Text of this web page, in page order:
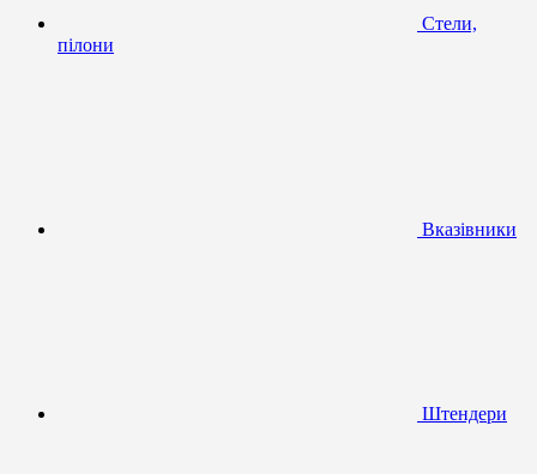
Стели,
пілони
Вказівники
Штендери